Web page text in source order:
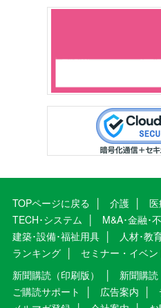
TOPページに戻る 介護 医
TECH･システム
M&A･金融･
建築･設備･福祉用具
人材･教
ランキング
セミナー・イベン
新聞購読（印刷版）
新聞購読
ご購読サポート
広告案内